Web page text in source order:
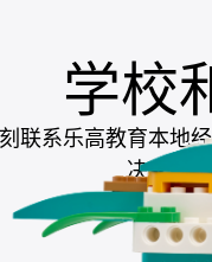
学校
联系乐高教育本地
决方案